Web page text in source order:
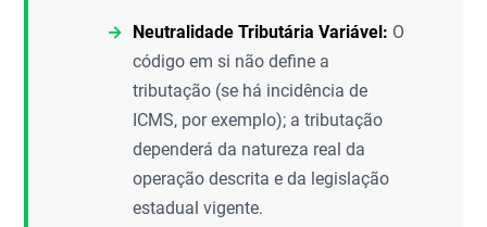
Neutralidade Tributária Variável: O
código em si não define a
tributação (se há incidência de
ICMS, por exemplo); a tributação
dependerá da natureza real da
operação descrita e da legislação
estadual vigente.